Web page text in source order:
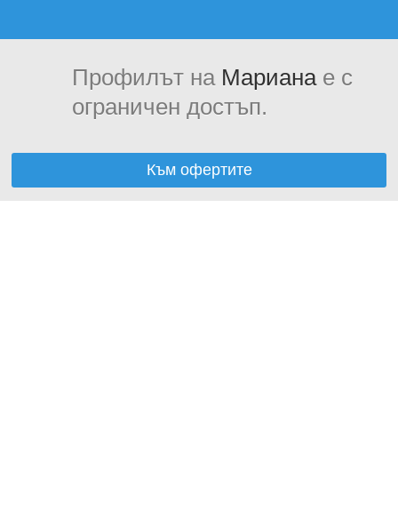
Профилът на Марианае с
ограничен достъп.
Към офертите